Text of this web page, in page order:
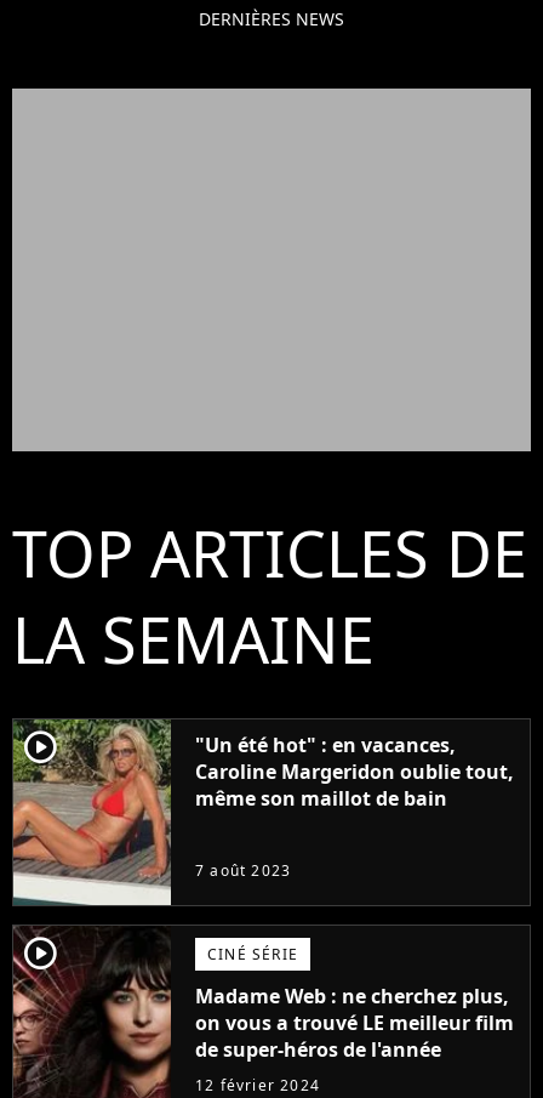
DERNIÈRES NEWS
TOP ARTICLES DE
LA SEMAINE
player2
"Un été hot" : en vacances,
Caroline Margeridon oublie tout,
même son maillot de bain
7 août 2023
player2 CINÉ SÉRIE
Madame Web : ne cherchez plus,
on vous a trouvé LE meilleur film
de super-héros de l'année
12 février 2024